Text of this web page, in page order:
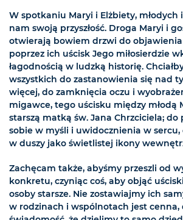
W spotkaniu Maryi i Elżbiety, młodych
nam swoją przyszłość. Droga Maryi i
otwierają bowiem drzwi do
poprzez ich uścisk Jego miłosierdzie
łagodnością w ludzką historię.
wszystkich do zastanowienia się nad
więcej, do zamknięcia oczu i
migawce, tego uścisku między młodą
starszą matką św. Jana Chrzciciela;
sobie w myśli i uwidocznienia w
w duszy jako świetlistej ikony
Zachęcam także, abyśmy przeszli od
konkretu, czyniąc coś, aby objąć
osoby starsze. Nie zostawiajmy ich
w rodzinach i wspólnotach jest cenna,